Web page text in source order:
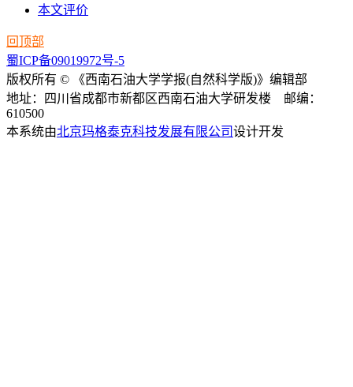
本文评价
回顶部
蜀ICP备09019972号-5
版权所有 © 《西南石油大学学报(自然科学版)》编辑部
地址：四川省成都市新都区西南石油大学研发楼 邮编：
610500
本系统由北京玛格泰克科技发展有限公司设计开发